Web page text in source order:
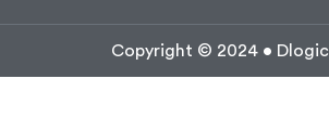
Copyright © 2024 • Dlogic